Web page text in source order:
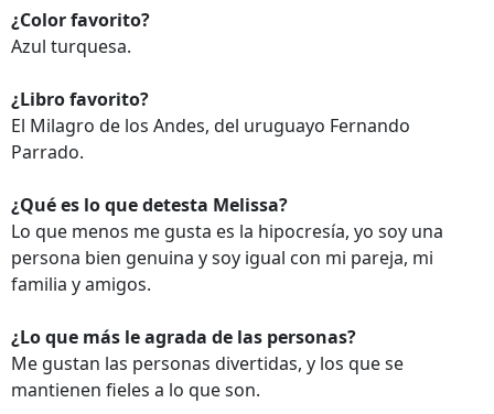
¿Color favorito?
Azul turquesa.
¿Libro favorito?
El Milagro de los Andes, del uruguayo Fernando
Parrado.
¿Qué es lo que detesta Melissa?
Lo que menos me gusta es la hipocresía, yo soy una
persona bien genuina y soy igual con mi pareja, mi
familia y amigos.
¿Lo que más le agrada de las personas?
Me gustan las personas divertidas, y los que se
mantienen fieles a lo que son.